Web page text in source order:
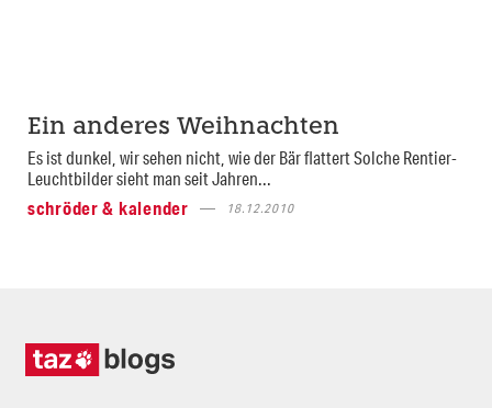
Ein anderes Weihnachten
Es ist dunkel, wir sehen nicht, wie der Bär flattert Solche Rentier-
Leuchtbilder sieht man seit Jahren...
schröder & kalender
18.12.2010